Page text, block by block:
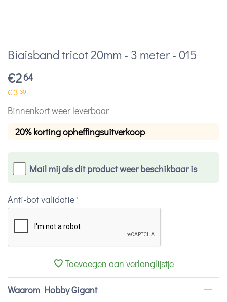
Biaisband tricot 20mm - 3 meter - 015
€264
€330
Binnenkort weer leverbaar
20% korting opheffingsuitverkoop
Mail mij als dit product weer beschikbaar is
Anti-bot validatie
Toevoegen aan verlanglijstje
Waarom Hobby Gigant